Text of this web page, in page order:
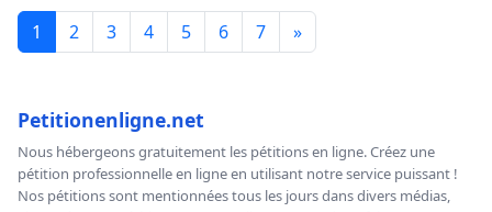
1 2 3 4 5 6 7 »
Petitionenligne.net
Nous hébergeons gratuitement les pétitions en ligne. Créez une
pétition professionnelle en ligne en utilisant notre service puissant !
Nos pétitions sont mentionnées tous les jours dans divers médias,